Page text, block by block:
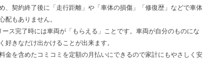
、契約終了後に「走行距離」や「車体の損傷」「修復歴」などで車体
配もありません。
ス完了時には車両が「もらえる」ことです。車両が自分のものにな
好きなだけ出かけることが出来ます。
金を含めたコミコミを定額の月払いにできるので家計にもやさしく安